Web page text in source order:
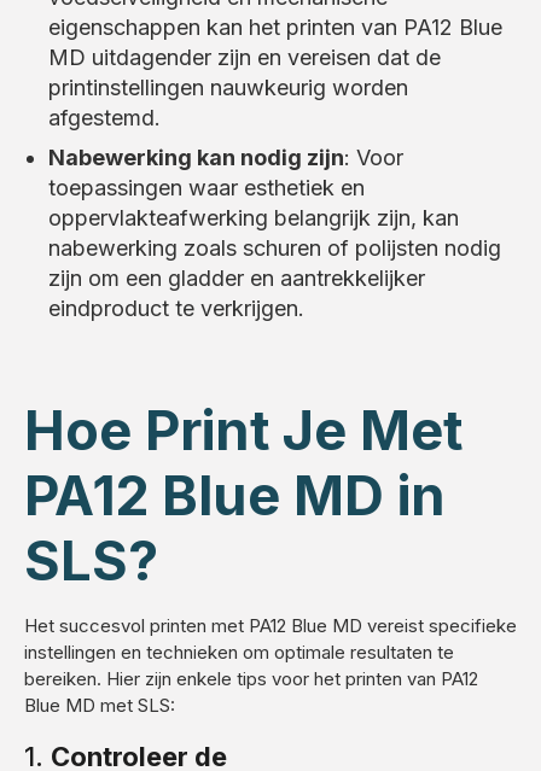
eigenschappen kan het printen van PA12 Blue
MD uitdagender zijn en vereisen dat de
printinstellingen nauwkeurig worden
afgestemd.
Nabewerking kan nodig zijn: Voor
toepassingen waar esthetiek en
oppervlakteafwerking belangrijk zijn, kan
nabewerking zoals schuren of polijsten nodig
zijn om een gladder en aantrekkelijker
eindproduct te verkrijgen.
Hoe Print Je Met
PA12 Blue MD in
SLS?
Het succesvol printen met PA12 Blue MD vereist specifieke
instellingen en technieken om optimale resultaten te
bereiken. Hier zijn enkele tips voor het printen van PA12
Blue MD met SLS:
1. Controleer de